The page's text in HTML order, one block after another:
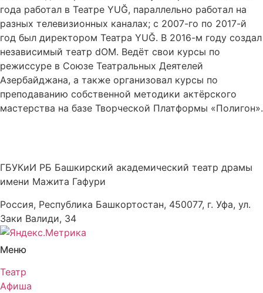
года работал в Театре YUĞ, параллельно работал на
разных телевизионных каналах; с 2007-го по 2017-й
год был директором Театра YUĞ. В 2016-м году создал
независимый театр dOM. Ведёт свои курсы по
режиссуре в Союзе Театральных Деятелей
Азербайджана, а также организовал курсы по
преподаванию собственной методики актёрского
мастерства на базе Творческой Платформы «Полигон».
ГБУКиИ РБ Башкирский академический театр драмы
имени Мажита Гафури
Россия, Республика Башкортостан, 450077, г. Уфа, ул.
Заки Валиди, 34
Меню
Театр
Афиша